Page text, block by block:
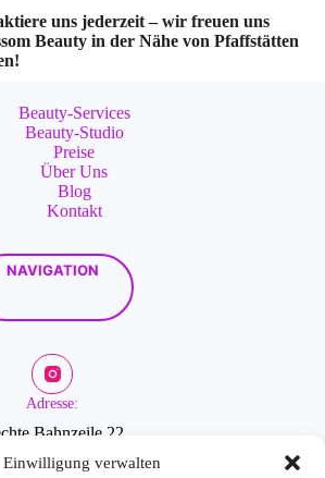
Einwilligung verwalten
uns jederzeit – wir freuen uns
Beauty in der Nähe von Pfaffstätten
Beauty-Services
Beauty-Studio
Preise
Über Uns
Blog
Kontakt
NAVIGATION
Adresse:
Bahnzeile 22